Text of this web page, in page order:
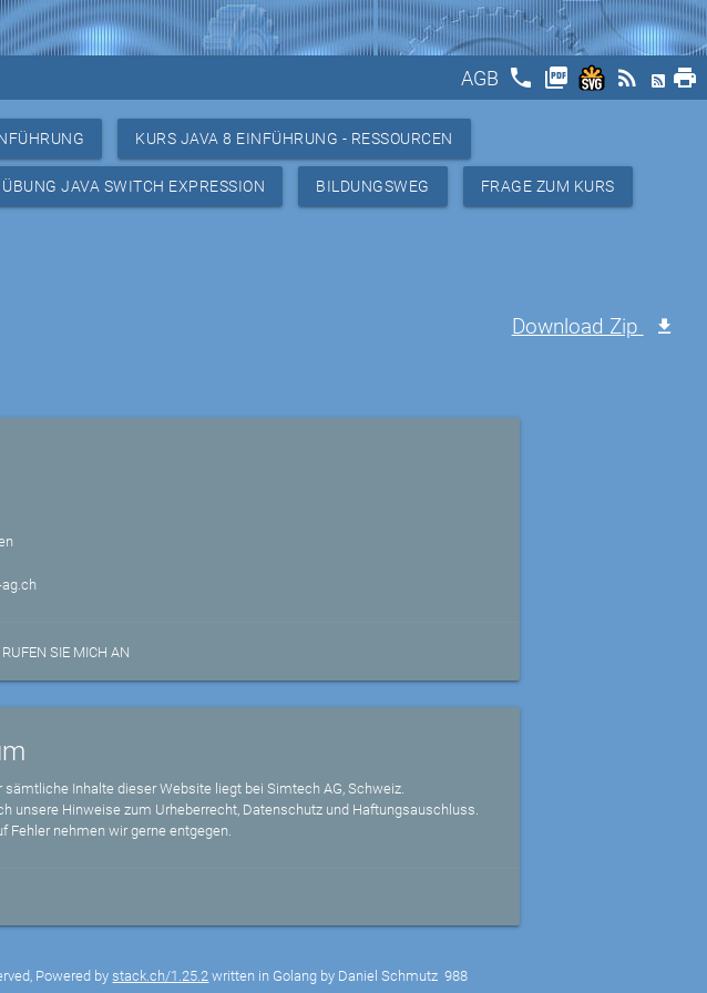
AGB phone picture_as_pdf rss_feed print
KURS JAVA 8 EINFÜHRUNG - RESSOURCEN
ÜBUNG JAVA SWITCH EXPRESSION BILDUNGSWEG FRAGE ZUM KURS
Download Zip
RUFEN SIE MICH AN
sämtliche Inhalte dieser Website liegt bei Simtech AG, Schweiz.
unsere Hinweise zum Urheberrecht, Datenschutz und Haftungsauschluss.
Fehler nehmen wir gerne entgegen.
Powered bystack.ch/1.25.2 written in Golang by Daniel Schmutz988